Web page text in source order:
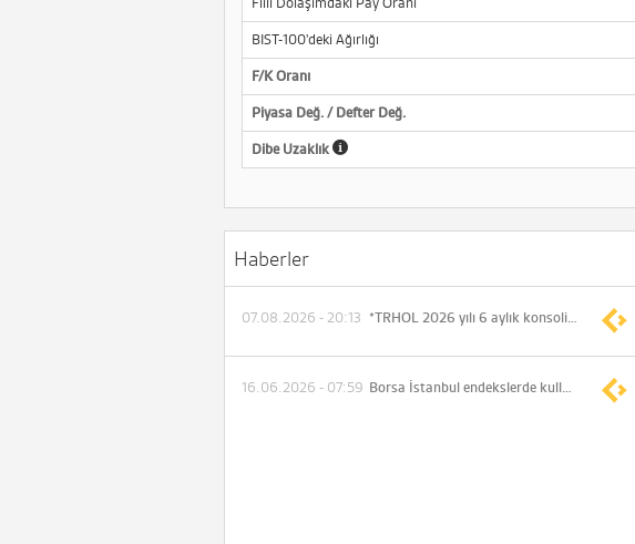
BIST-100'deki Ağırlığı
F/K Oranı
Piyasa Değ. / Defter Değ.
Dibe Uzaklık
Haberler
*TRHOL 2026 yılı 6 aylık konsolide olmayan net dönem karı 4.560.794.233 TL (Önceki -24.013.832 TL)
07.08.2026 - 20:13
Borsa İstanbul endekslerde kullanılan fiili dolaşımdaki pay oranı değişikliklerini açıkladı
16.06.2026 - 07:59